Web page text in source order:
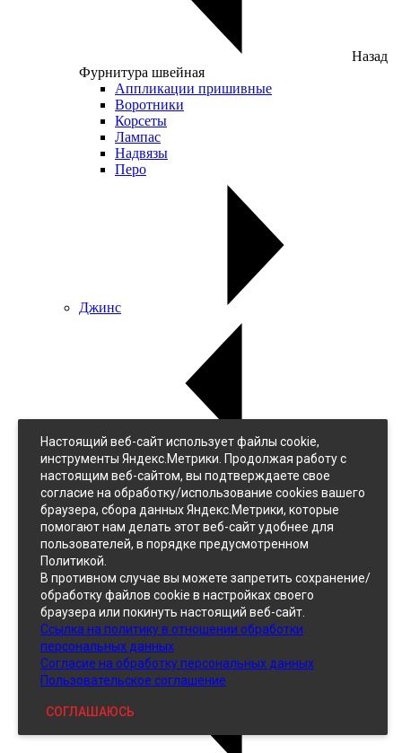
Назад
Фурнитура швейная
Аппликации пришивные
Воротники
Корсеты
Лампас
Надвязы
Перо
Джинс
Джинс
Однотонный
Принтованный
Кожзам
Настоящий веб-сайт использует файлы cookie,
инструменты Яндекс.Метрики. Продолжая работу с
настоящим веб-сайтом, вы подтверждаете свое
согласие на обработку/использование cookies вашего
браузера, сбора данных Яндекс.Метрики, которые
помогают нам делать этот веб-сайт удобнее для
пользователей, в порядке предусмотренном
Политикой.
В противном случае вы можете запретить сохранение/
обработку файлов cookie в настройках своего
браузера или покинуть настоящий веб-сайт.
Ссылка на политику в отношении обработки
персональных данных
Согласие на обработку персональных данных
Пользовательское соглашение
СОГЛАШАЮСЬ